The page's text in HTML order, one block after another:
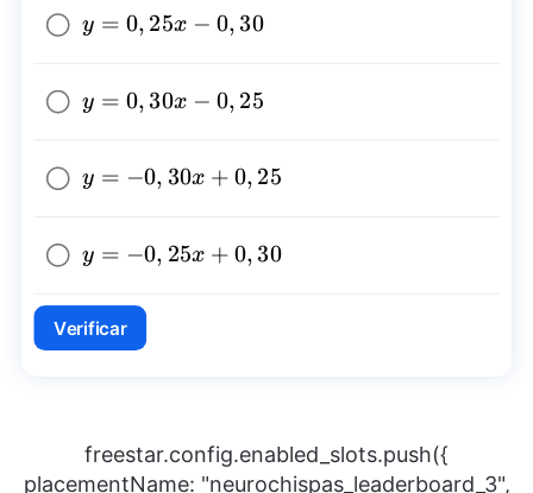
y=0,25x-
y = 0, 25x − 0,30
y=0,30x-
y = 0,30x − 0, 25
y=-0,30x+0,25
y = −0, 30x + 0, 25
y=-0,25x+0,30
y = −0, 25x + 0,30
Verificar
freestar.config.enabled_slots.push({
placementName: "neurochispas_leaderboard_3",